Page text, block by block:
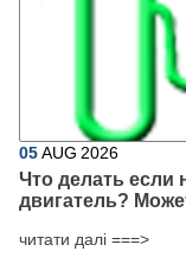
05AUG 2026
Что делать если
двигатель?
читати далі ===>